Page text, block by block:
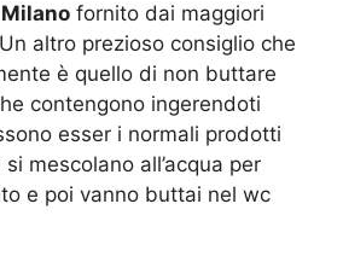
fornito dai maggiori
altro prezioso consiglio che
è quello di non buttare
contengono ingerendoti
esser i normali prodotti
mescolano all’acqua per
e poi vanno buttai nel wc